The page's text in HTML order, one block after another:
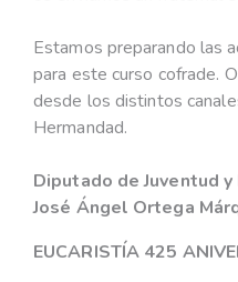
Estamos preparando las
para este curso cofrade.
desde los distintos
Hermandad.
Diputado de Juventud y
José Ángel Ortega
EUCARISTÍA 425